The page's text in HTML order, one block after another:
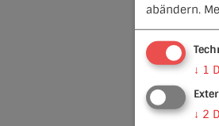
abändern.
↓ 1
↓ 2